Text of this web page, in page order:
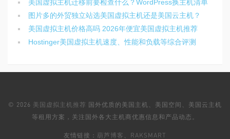
美国虚拟主机迁移前要检查什么？WordPress换主机清单
图片多的外贸独立站选美国虚拟主机还是美国云主机？
美国虚拟主机价格高吗 2026年便宜美国虚拟主机推荐
Hostinger美国虚拟主机速度、性能和负载等综合评测
© 2026 美国虚拟主机推荐 国外优质的美国主机、美国空间、美国云主机
等租用方案，关注国外各大主机商优惠信息和产品动态。
友情链接： 葫芦博客 RAKSMART